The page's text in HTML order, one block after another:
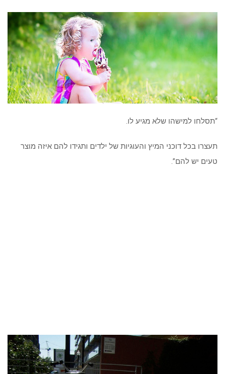
“תסלחו למישהו שלא מגיע לו.
תעצרו בכל דוכני המיץ והעוגיות של ילדים ותגידו להם איזה מוצר
טעים יש להם”.